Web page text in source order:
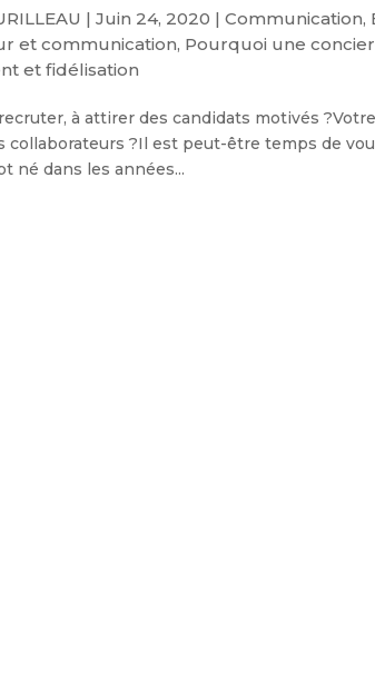
|Juin 24, 2020 |Communication,
et communication, Pourquoi une
et fidélisation
à attirer des candidats motivés
collaborateurs ?Il est peut-être temps de
né dans les années...